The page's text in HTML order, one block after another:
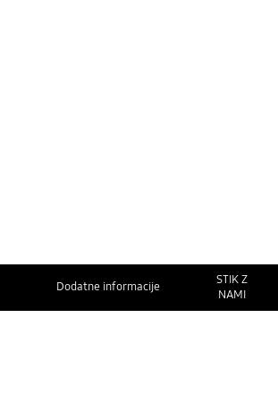
Dodatne informacije
STIK Z
NAMI